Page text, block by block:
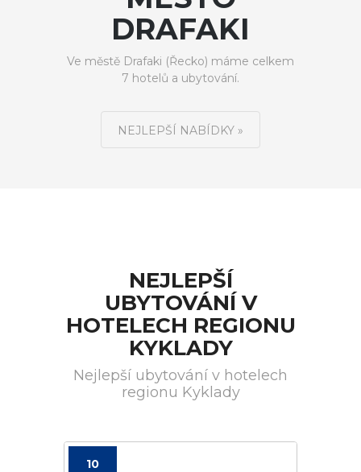
DRAFAKI
Ve městě Drafaki (Řecko) máme celkem
7 hotelů a ubytování.
NEJLEPŠÍ NABÍDKY »
NEJLEPŠÍ
UBYTOVÁNÍ V
HOTELECH REGIONU
KYKLADY
Nejlepší ubytování v hotelech
regionu Kyklady
10